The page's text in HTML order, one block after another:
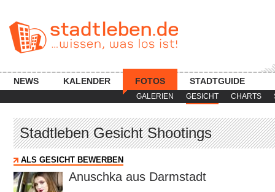
GALERIEN GESICHT CHARTS
NEWS KALENDER FOTOS STADTGUIDE
Stadtleben Gesicht Shootings
ALS GESICHT BEWERBEN
Anuschka aus Darmstadt